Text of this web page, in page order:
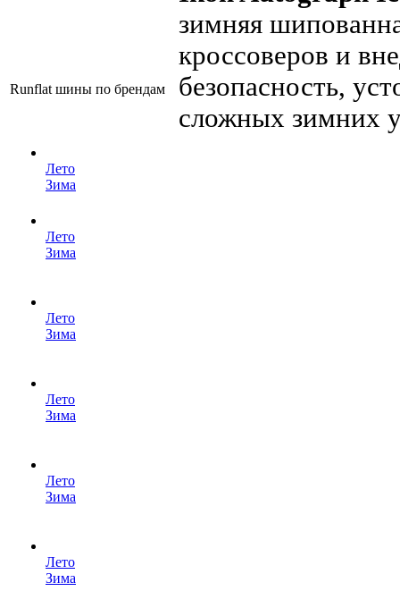
Runflat шины по брендам
Лето
Зима
Лето
Зима
Лето
Зима
Лето
Зима
Лето
Зима
Лето
Зима
зимняя
кроссоверов и
безопасность,
сложных зимних